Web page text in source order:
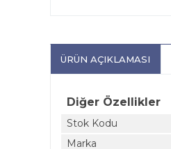
ÜRÜN AÇIKLAMASI
Diğer Özellikler
Stok Kodu
Marka